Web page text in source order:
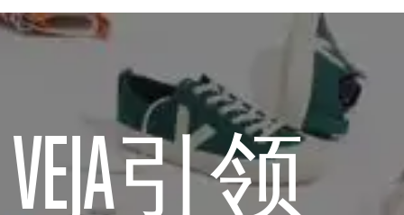
VEJA引领